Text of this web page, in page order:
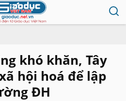
khó khăn, Tây
hội hoá để lập
ĐH